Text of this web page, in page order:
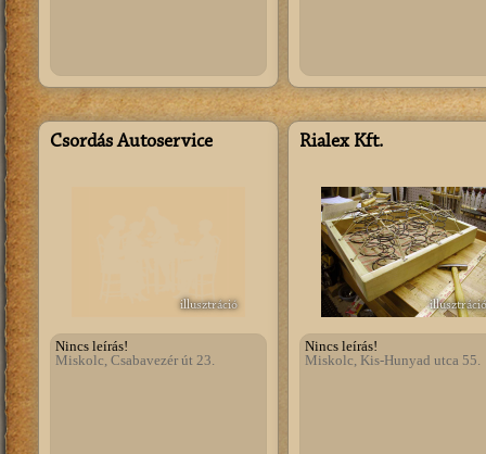
Csordás Autoservice
illusztráció
Nincs leírás!
Miskolc, Csabavezér út 23.
Rialex Kft.
illusztráció
Nincs leírás!
Miskolc, Kis-Hunyad utca 55.